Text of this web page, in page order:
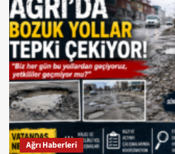
Ağrı Haberleri